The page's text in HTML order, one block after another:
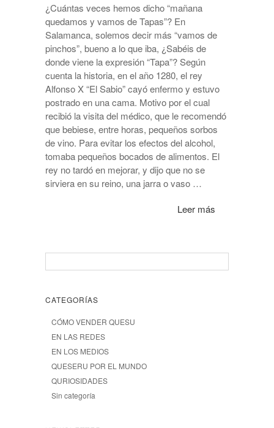
¿Cuántas veces hemos dicho “mañana
quedamos y vamos de Tapas”? En
Salamanca, solemos decir más “vamos de
pinchos”, bueno a lo que iba, ¿Sabéis de
donde viene la expresión “Tapa”? Según
cuenta la historia, en el año 1280, el rey
Alfonso X “El Sabio” cayó enfermo y estuvo
postrado en una cama. Motivo por el cual
recibió la visita del médico, que le recomendó
que bebiese, entre horas, pequeños sorbos
de vino. Para evitar los efectos del alcohol,
tomaba pequeños bocados de alimentos. El
rey no tardó en mejorar, y dijo que no se
sirviera en su reino, una jarra o vaso …
Leer más
CATEGORÍAS
CÓMO VENDER QUESU
EN LAS REDES
EN LOS MEDIOS
QUESERU POR EL MUNDO
QURIOSIDADES
Sin categoría